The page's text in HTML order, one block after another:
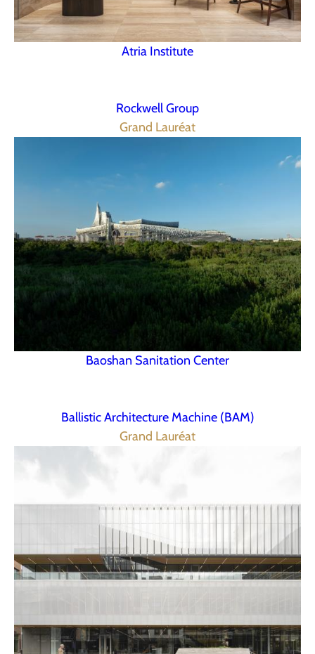
Atria Institute
Rockwell Group
Grand Lauréat
Baoshan Sanitation Center
Ballistic Architecture Machine (BAM)
Grand Lauréat